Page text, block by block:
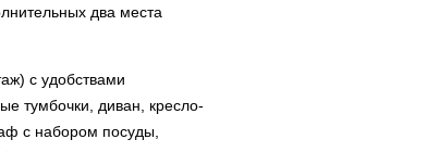
два места
с удобствами
тумбочки, диван, кресло-
с набором посуды,